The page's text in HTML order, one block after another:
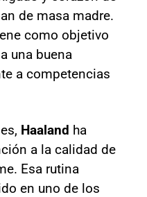
de masa madre.
como objetivo
una buena
a competencias
Haaland ha
a la calidad de
Esa rutina
en uno de los